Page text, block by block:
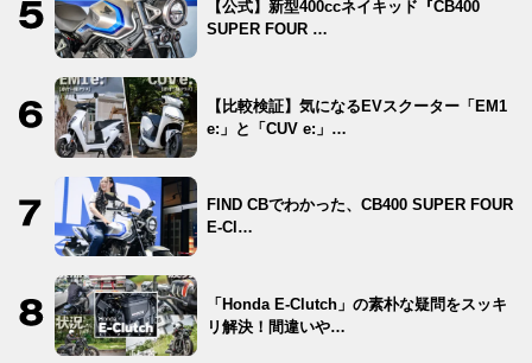
【公式】新型400ccネイキッド『CB400
SUPER FOUR …
【比較検証】気になるEVスクーター「EM1
e:」と「CUV e:」…
FIND CBでわかった、CB400 SUPER FOUR
E-Cl…
「Honda E-Clutch」の素朴な疑問をスッキ
リ解決！間違いや…